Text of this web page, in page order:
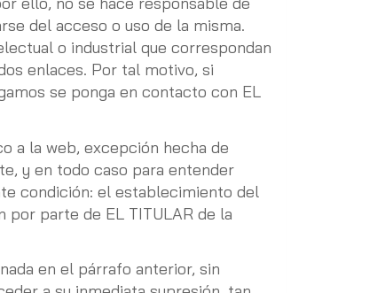
del acceso o uso de la misma.
o industrial que correspondan
enlaces. Por tal motivo, si
se ponga en contacto con EL
a la web, excepción hecha de
y en todo caso para entender
condición: el establecimiento del
parte de EL TITULAR de la
en el párrafo anterior, sin